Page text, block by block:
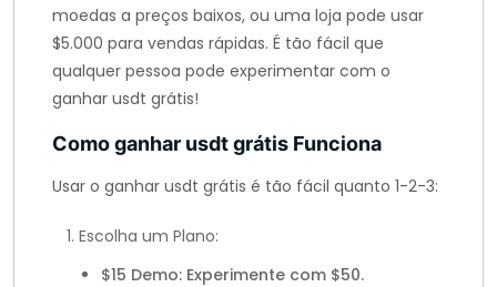
moedas a preços baixos, ou uma loja pode usar
$5.000 para vendas rápidas. É tão fácil que
qualquer pessoa pode experimentar com o
ganhar usdt grátis!
Como ganhar usdt grátis Funciona
Usar o ganhar usdt grátis é tão fácil quanto 1-2-3:
Escolha um Plano:
$15 Demo: Experimente com $50.